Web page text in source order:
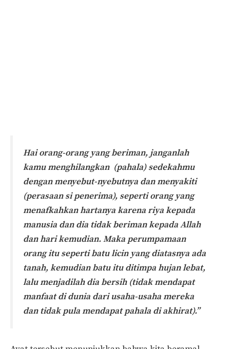
Hai orang-orang yang beriman, janganlah
kamu menghilangkan (pahala) sedekahmu
dengan menyebut-nyebutnya dan menyakiti
(perasaan si penerima), seperti orang yang
menafkahkan hartanya karena riya kepada
manusia dan dia tidak beriman kepada Allah
dan hari kemudian. Maka perumpamaan
orang itu seperti batu licin yang diatasnya ada
tanah, kemudian batu itu ditimpa hujan lebat,
lalu menjadilah dia bersih (tidak mendapat
manfaat di dunia dari usaha-usaha mereka
dan tidak pula mendapat pahala di akhirat).”